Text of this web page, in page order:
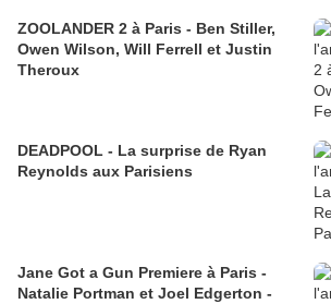
ZOOLANDER 2 à Paris - Ben Stiller,
Owen Wilson, Will Ferrell et Justin
Theroux
DEADPOOL - La surprise de Ryan
Reynolds aux Parisiens
Jane Got a Gun Premiere à Paris -
Natalie Portman et Joel Edgerton -